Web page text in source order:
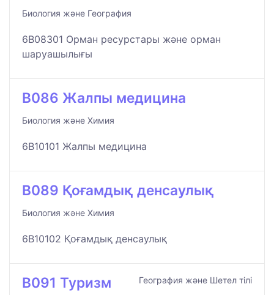
Биология және География
6B08301 Орман ресурстары және орман
шаруашылығы
B086 Жалпы медицина
Биология және Химия
6B10101 Жалпы медицина
B089 Қоғамдық денсаулық
Биология және Химия
6B10102 Қоғамдық денсаулық
B091 Туризм География және Шетел тілі